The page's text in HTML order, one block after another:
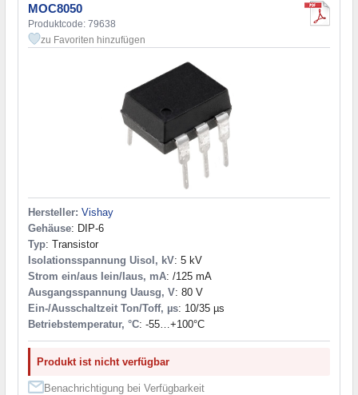
MOC8050
Produktcode: 79638
zu Favoriten hinzufügen
Hersteller: Vishay
Gehäuse: DIP-6
Typ: Transistor
Isolationsspannung Uisol, kV: 5 kV
Strom ein/aus Iein/Iaus, mA: /125 mA
Ausgangsspannung Uausg, V: 80 V
Ein-/Ausschaltzeit Ton/Toff, µs: 10/35 µs
Betriebstemperatur, °C: -55…+100°С
Produkt ist nicht verfügbar
Benachrichtigung bei Verfügbarkeit